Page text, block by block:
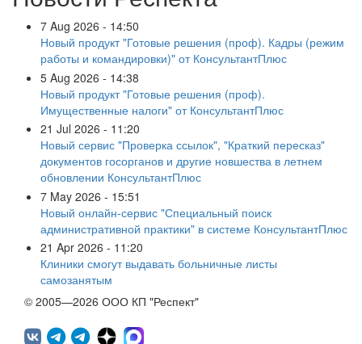
7 Aug 2026 - 14:50
Новый продукт "Готовые решения (проф). Кадры (режим
работы и командировки)" от КонсультантПлюс
5 Aug 2026 - 14:38
Новый продукт "Готовые решения (проф).
Имущественные налоги" от КонсультантПлюс
21 Jul 2026 - 11:20
Новый сервис "Проверка ссылок", "Краткий пересказ"
документов госорганов и другие новшества в летнем
обновлении КонсультантПлюс
7 May 2026 - 15:51
Новый онлайн-сервис "Специальный поиск
административной практики" в системе КонсультантПлюс
21 Apr 2026 - 11:20
Клиники смогут выдавать больничные листы
самозанятым
© 2005—2026 ООО КП "Респект"